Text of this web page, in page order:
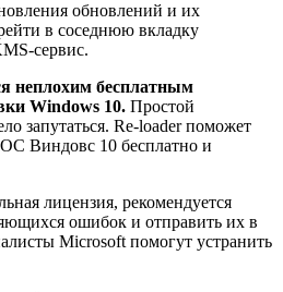
обновлений и их
в соседнюю вкладку
сервис.
неплохим бесплатным
Windows 10. Простой
запутаться. Re-loader поможет
Виндовс 10 бесплатно и
лицензия, рекомендуется
ошибок и отправить их в
Microsoft помогут устранить